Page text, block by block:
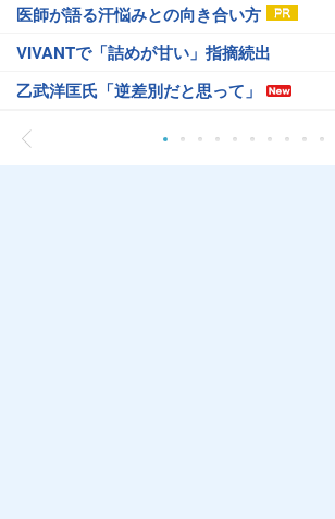
医師が語る汗悩みとの向き合い方
VIVANTで「詰めが甘い」指摘続出
乙武洋匡氏「逆差別だと思って」